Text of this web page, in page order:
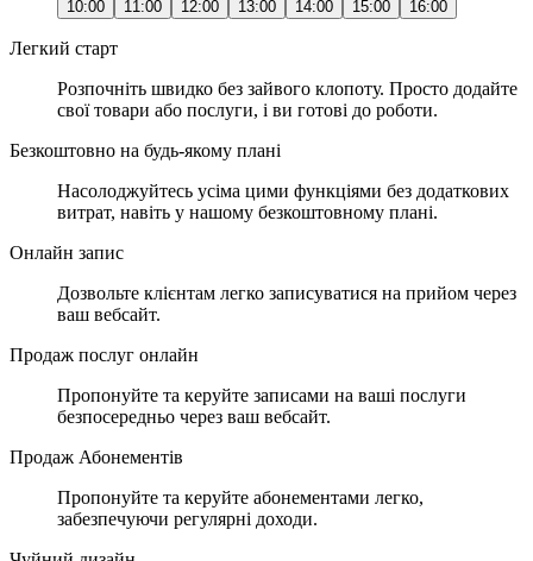
10:00 11:00 12:00 13:00 14:00 15:00 16:00
Легкий старт
Розпочніть швидко без зайвого клопоту. Просто додайте
свої товари або послуги, і ви готові до роботи.
Безкоштовно на будь-якому плані
Насолоджуйтесь усіма цими функціями без додаткових
витрат, навіть у нашому безкоштовному плані.
Онлайн запис
Дозвольте клієнтам легко записуватися на прийом через
ваш вебсайт.
Продаж послуг онлайн
Пропонуйте та керуйте записами на ваші послуги
безпосередньо через ваш вебсайт.
Продаж Абонементів
Пропонуйте та керуйте абонементами легко,
забезпечуючи регулярні доходи.